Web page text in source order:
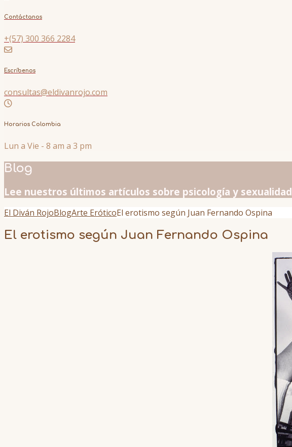
Contáctanos
+(57) 300 366 2284
Escríbenos
consultas@eldivanrojo.com
Horarios Colombia
Lun a Vie - 8 am a 3 pm
Blog
Lee nuestros últimos artículos sobre psicología y sexualidad
El Diván RojoBlogArte EróticoEl erotismo según Juan Fernando Ospina
El erotismo según Juan Fernando Ospina